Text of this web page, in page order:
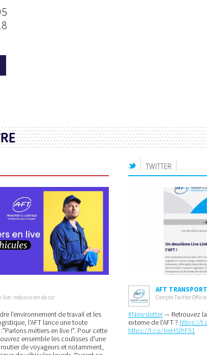
live : mécanicien de car
l'environnement de travail et les
l'AFT lance une toute
métiers en live !". Pour cette
ensemble les coulisses d'une
de voyageurs et notamment,
TWITTER
AFT
Compte Twitter Officiel
#Newsletter— Retrouvez
externe de l'AFT ? https://
https://t.co/imHSIftF51